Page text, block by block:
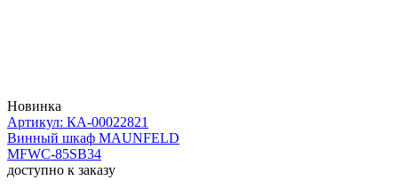
Новинка
Артикул: КА-00022821
Винный шкаф MAUNFELD
MFWC-85SB34
доступно к заказу